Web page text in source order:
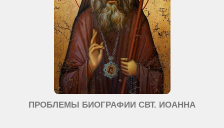
ПРОБЛЕМЫ БИОГРАФИИ СВТ. ИОАННА